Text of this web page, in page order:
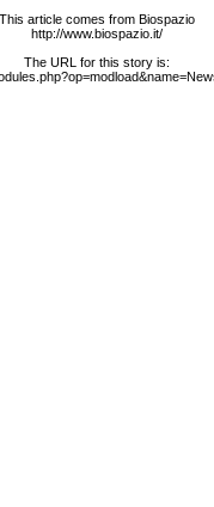
This article comes from Biospazio
http://www.biospazio.it/
The URL for this story is: